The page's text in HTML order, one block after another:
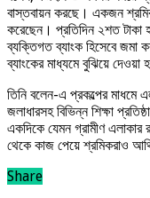
বাস্তবায়ন করছে। একজন
করেছেন। প্রতিদিন ২শত টাকা
ব্যক্তিগত ব্যাংক হিসেবে জমা
ব্যাংকের মাধ্যমে বুঝিয়ে দেওয়া
তিনি বলেন-এ প্রকল্পের মাধমে
জলাধারসহ বিভিন্ন শিক্ষা
একদিকে যেমন গ্রামীণ এলাকার
থেকে কাজ পেয়ে শ্রমিকরাও
Share